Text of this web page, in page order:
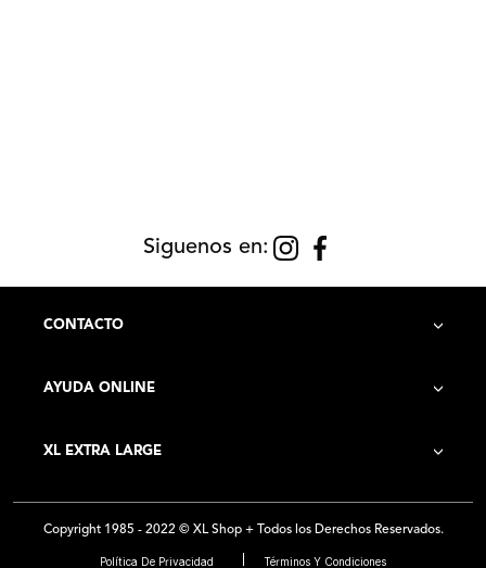
Siguenos en:
CONTACTO
AYUDA ONLINE
Contacto
Preguntas Frecuentes
XL EXTRA LARGE
Historia de la Empresa
Copyright 1985 - 2022 © XL Shop + Todos los Derechos Reservados.
Política De Privacidad Términos Y Condiciones